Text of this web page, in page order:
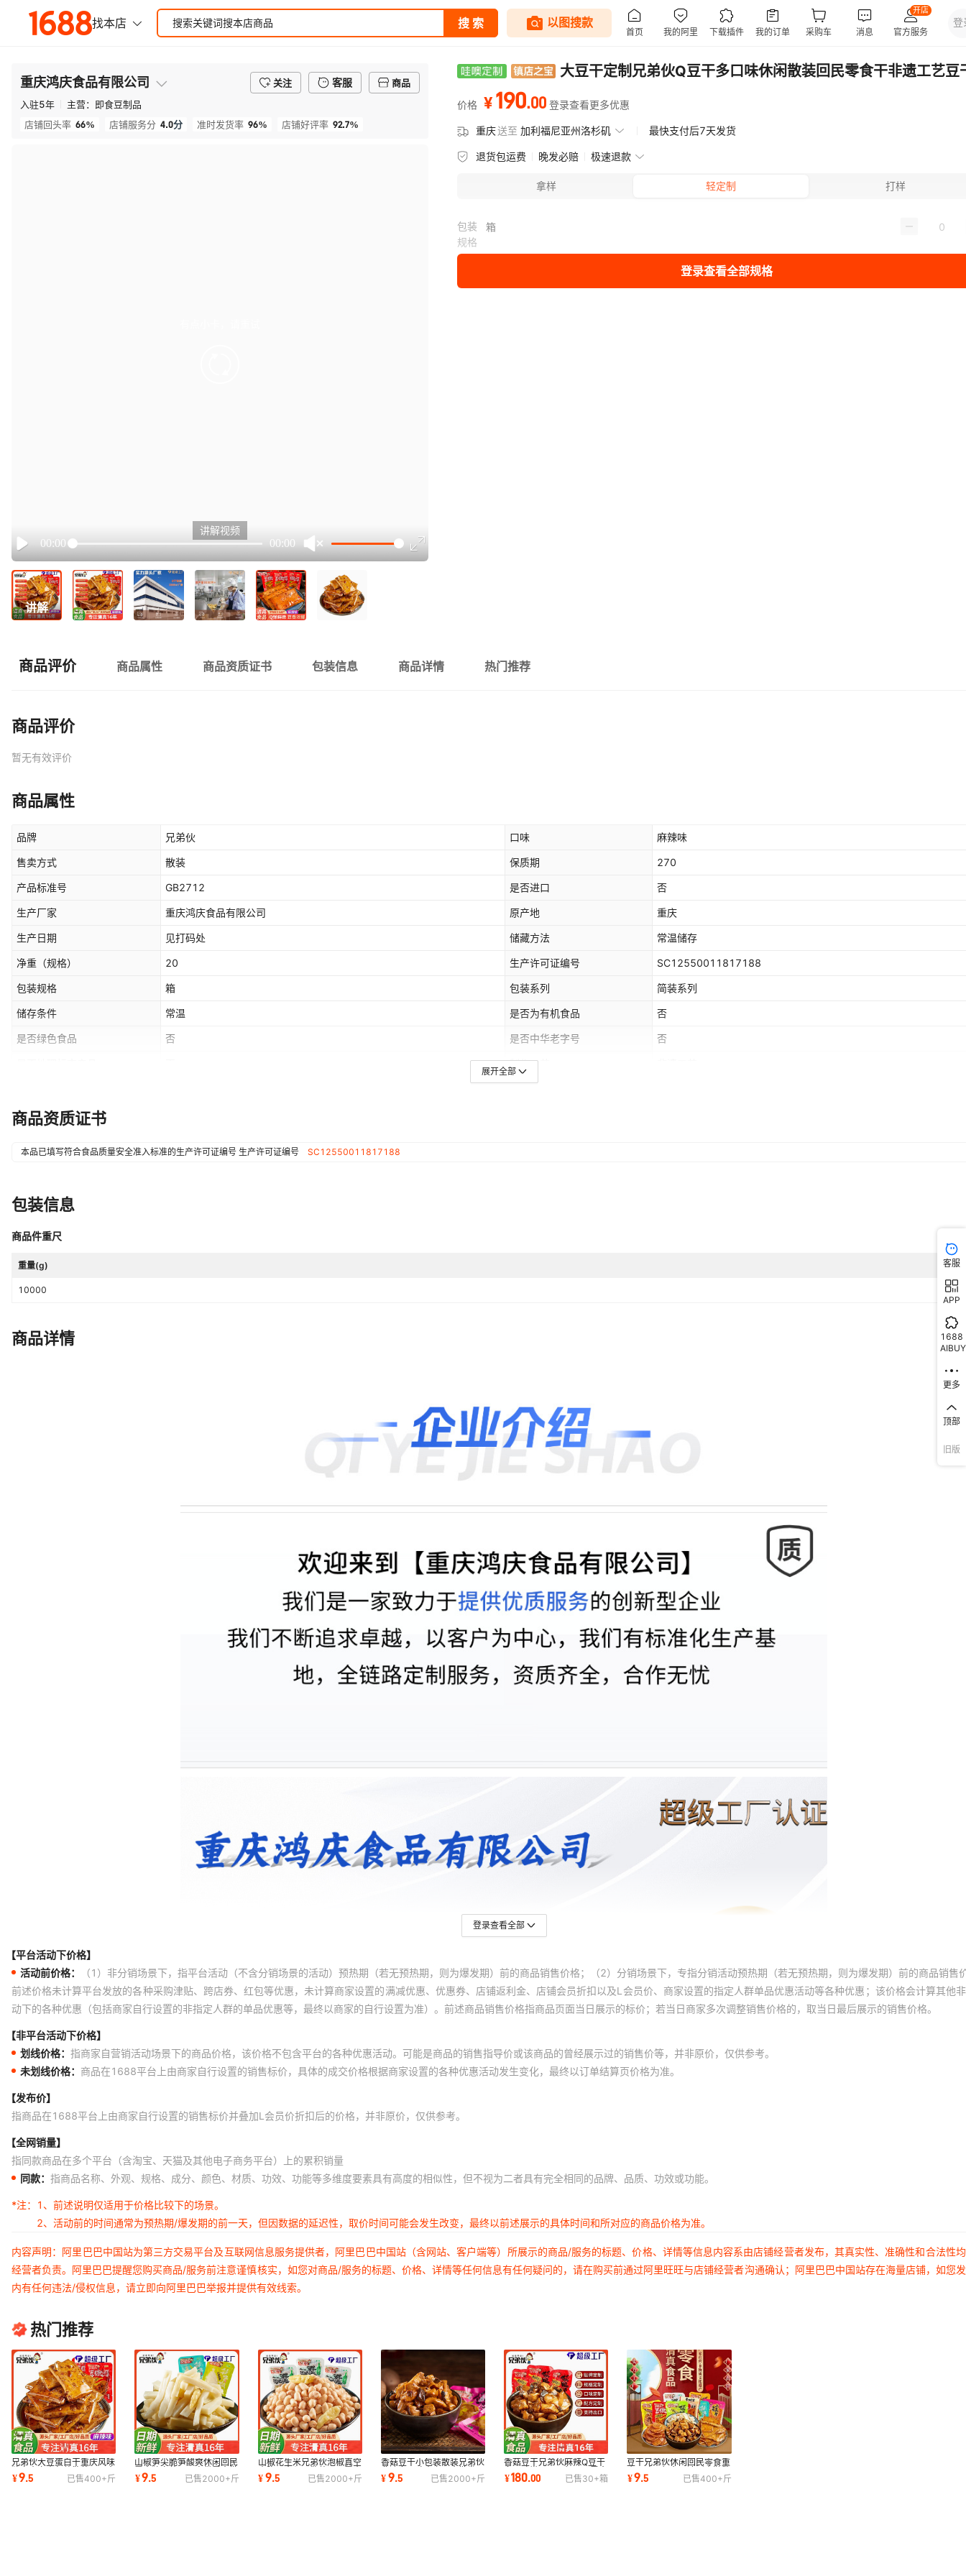
重庆鸿庆食品有限公司 关注 客服
商品
入驻5年 主营： 即食豆制品
店铺回头率 66% 店铺服务分 4.0分 准时发货率 96% 店铺好评率 92.7%
Play
00:00 00:00
讲解视频
讲解
大豆干定制兄弟伙Q豆干多口味休闲散装回民零食干非遗工艺豆
价格 ¥190.00 登录查看更多优惠
重庆送至 加利福尼亚州洛杉矶 最快支付后7天发货
退货包运费 晚发必赔 极速退款
拿样 轻定制 打样
包装
规格
箱
登录查看全部规格
商品评价 商品属性 商品资质证书 包装信息 商品详情 热门推荐
商品评价
暂无有效评价
商品属性
品牌 兄弟伙 口味 麻辣味
售卖方式 散装 保质期 270
产品标准号 GB2712 是否进口 否
生产厂家 重庆鸿庆食品有限公司 原产地 重庆
生产日期 见打码处 储藏方法 常温储存
净重（规格） 20 生产许可证编号 SC12550011817188
包装规格 箱 包装系列 简装系列
储存条件 常温 是否为有机食品 否
是否绿色食品 否 是否中华老字号 否
制作工艺
展开全部
商品资质证书
本品已填写符合食品质量安全准入标准的生产许可证编号 生产许可证编号 SC12550011817188
包装信息
商品件重尺
重量(g)
10000
商品详情
登录查看全部
【平台活动下价格】
活动前价格：
（1）非分销场景下，指平台活动（不含分销场景的活动）预热期（若无预热期，则为爆发期）前的商品销售价格；（2）分销场景下，专指分销活动预热期（若无预热期，则为爆发期）前的商品销售
前述价格未计算平台发放的各种采购津贴、跨店券、红包等优惠，未计算商家设置的满减优惠、优惠券、店铺返利金、店铺会员折扣以及L会员价、商家设置的指定人群单品优惠活动等各种优惠；该价格会计算其他
动下的各种优惠（包括商家自行设置的非指定人群的单品优惠等，最终以商家的自行设置为准）。前述商品销售价格指商品页面当日展示的标价；若当日商家多次调整销售价格的，取当日最后展示的销售价格。
【非平台活动下价格】
划线价格： 指商家自营销活动场景下的商品价格，该价格不包含平台的各种优惠活动。可能是商品的销售指导价或该商品的曾经展示过的销售价等，并非原价，仅供参考。
未划线价格： 商品在1688平台上由商家自行设置的销售标价，具体的成交价格根据商家设置的各种优惠活动发生变化，最终以订单结算页价格为准。
【发布价】
指商品在1688平台上由商家自行设置的销售标价并叠加L会员价折扣后的价格，并非原价，仅供参考。
【全网销量】
指同款商品在多个平台（含淘宝、天猫及其他电子商务平台）上的累积销量
同款： 指商品名称、外观、规格、成分、颜色、材质、功效、功能等多维度要素具有高度的相似性，但不视为二者具有完全相同的品牌、品质、功效或功能。
*注：
1、前述说明仅适用于价格比较下的场景。
2、活动前的时间通常为预热期/爆发期的前一天，但因数据的延迟性，取价时间可能会发生改变，最终以前述展示的具体时间和所对应的商品价格为准。
内容声明：阿里巴巴中国站为第三方交易平台及互联网信息服务提供者，阿里巴巴中国站（含网站、客户端等）所展示的商品/服务的标题、价格、详情等信息内容系由店铺经营者发布，其真实性、准确性和合法性
经营者负责。阿里巴巴提醒您购买商品/服务前注意谨慎核实，如您对商品/服务的标题、价格、详情等任何信息有任何疑问的，请在购买前通过阿里旺旺与店铺经营者沟通确认；阿里巴巴中国站存在海量店铺，如您
内有任何违法/侵权信息，请立即向阿里巴巴举报并提供有效线索。
热门推荐
兄弟伙大豆蛋白干重庆风味
独立真空小包装散装回民食
品豆干批发
¥9.5 已售400+斤
山椒笋尖脆笋酸爽休闲回民
零食独立装工厂直供零食批
发
¥9.5 已售2000+斤
山椒花生米兄弟伙泡椒真空
爽脆即食坚果散装回民零食
批发花生米
¥9.5 已售2000+斤
香菇豆干小包装散装兄弟伙
非遗多口味真空即食批发豆
腐干回民零食
¥9.5 已售2000+斤
香菇豆干兄弟伙麻辣Q豆干
多口味嫩豆干网红回民零食
散装香菇豆干
¥180.00 已售30+箱
豆干兄弟伙休闲回民零食重
庆风味网红办公追剧出游散
装零食批发
¥9.5 已售400+斤
客服
APP
1688
AIBUY
更多
顶部
旧版